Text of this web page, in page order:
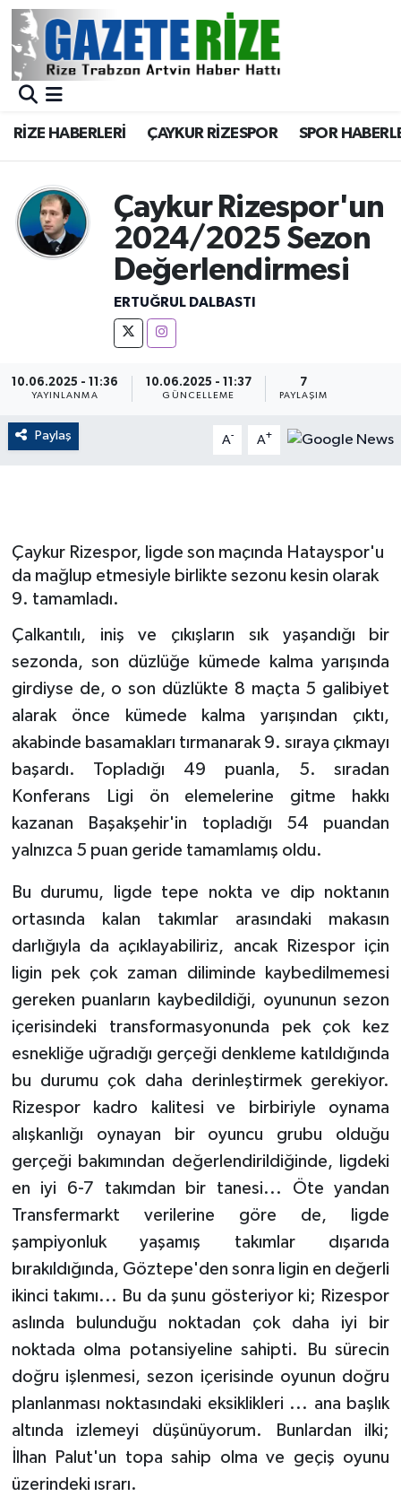
RİZE HABERLERİ ÇAYKUR RİZESPOR SPOR
Çaykur Rizespor'un
2024/2025 Sezon
Değerlendirmesi
ERTUĞRUL DALBASTI
10.06.2025 - 11:36
YAYINLANMA
10.06.2025 - 11:37
GÜNCELLEME
7
PAYLAŞIM
Paylaş A- A+
Çaykur Rizespor, ligde son maçında Hatayspor'u
da mağlup etmesiyle birlikte sezonu kesin olarak
9. tamamladı.
Çalkantılı, iniş ve çıkışların sık yaşandığı bir
sezonda, son düzlüğe kümede kalma yarışında
girdiyse de, o son düzlükte 8 maçta 5 galibiyet
alarak önce kümede kalma yarışından çıktı,
akabinde basamakları tırmanarak 9. sıraya çıkmayı
başardı. Topladığı 49 puanla, 5. sıradan
Konferans Ligi ön elemelerine gitme hakkı
kazanan Başakşehir'in topladığı 54 puandan
yalnızca 5 puan geride tamamlamış oldu.
Bu durumu, ligde tepe nokta ve dip noktanın
ortasında kalan takımlar arasındaki makasın
darlığıyla da açıklayabiliriz, ancak Rizespor için
ligin pek çok zaman diliminde kaybedilmemesi
gereken puanların kaybedildiği, oyununun sezon
içerisindeki transformasyonunda pek çok kez
esnekliğe uğradığı gerçeği denkleme katıldığında
bu durumu çok daha derinleştirmek gerekiyor.
Rizespor kadro kalitesi ve birbiriyle oynama
alışkanlığı oynayan bir oyuncu grubu olduğu
gerçeği bakımından değerlendirildiğinde, ligdeki
en iyi 6-7 takımdan bir tanesi... Öte yandan
Transfermarkt verilerine göre de, ligde
şampiyonluk yaşamış takımlar dışarıda
bırakıldığında, Göztepe'den sonra ligin en değerli
ikinci takımı... Bu da şunu gösteriyor ki; Rizespor
aslında bulunduğu noktadan çok daha iyi bir
noktada olma potansiyeline sahipti. Bu sürecin
doğru işlenmesi, sezon içerisinde oyunun doğru
planlanması noktasındaki eksiklikleri ... ana başlık
altında izlemeyi düşünüyorum. Bunlardan ilki;
İlhan Palut'un topa sahip olma ve geçiş oyunu
üzerindeki ısrarı.
BÖLGEMİZ
Asayiş
Rize Jandarma Komutanlığı
Bilim Teknoloji
Advertising news
Canlı Maç
ÇEVRE
EĞİTİM
English News
Finans
Gayrimenkul
GENEL
GÜNDEM
Güvenlik
HABERDE İNSAN
İNSAN
İş Dünyası
Jandarma
Kadın
KÜLTÜR SANAT
Otomobil
POLİTİKA
SİYASET
SPOR HABERLERİ
Merkez Nöbetçi Eczaneler
Merkez Trafik Yoğunluk Haritası
Süper Lig Puan Durumu ve Fikstür
Tüm Manşetler
Son Dakika Haberleri
Haber Arşivi